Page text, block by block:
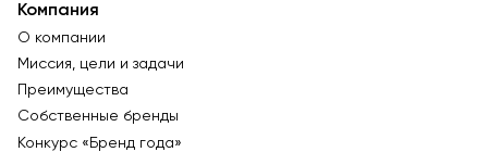
Компания
О компании
Миссия, цели и задачи
Преимущества
Собственные бренды
Конкурс «Бренд года»